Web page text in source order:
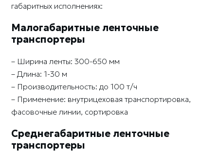
габаритных исполнениях:
Малогабаритные ленточные
транспортеры
– Ширина ленты: 300-650 мм
– Длина: 1-30 м
– Производительность: до 100 т/ч
– Применение: внутрицеховая транспортировка,
фасовочные линии, сортировка
Среднегабаритные ленточные
транспортеры